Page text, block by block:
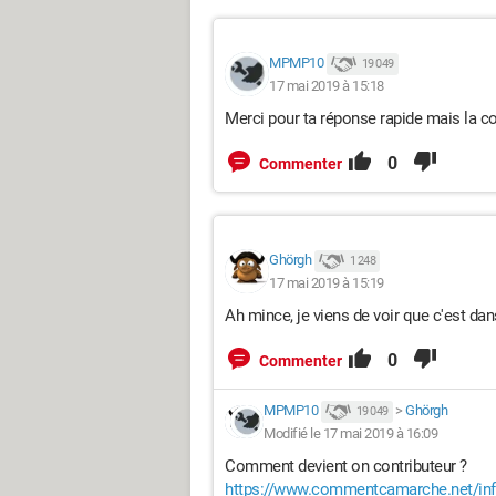
PS :
À ce propos j'ai envoyé un MP à @
Sur le moment je me suis que ma
coup !
Merci d'avance pour les réponses.
Suite à la fin de conversation en MP
L'ennemi est bête : il croit que c'est nous
Pierre Desproges
MPMP10 19 049
17 mai 2019 à 15:18
Merci pour ta réponse rapide mais la
Commenter 0
Ghörgh 1 248
17 mai 2019 à 15:19
Ah mince, je viens de voir que c'est
Commenter 0
MPMP10 19 049 > Ghörgh
Modifié le 17 mai 2019 à 16:09
Comment devient on contributeur ?
https://www.commentcamarche.net/